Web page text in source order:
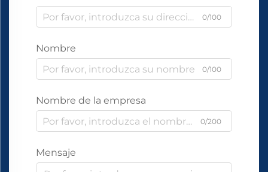
0/100
Nombre
0/100
Nombre de la empresa
0/200
Mensaje